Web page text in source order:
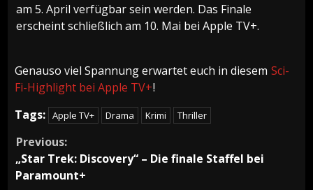
am 5. April verfügbar sein werden. Das Finale
erscheint schließlich am 10. Mai bei Apple TV+.
Genauso viel Spannung erwartet euch in diesem Sci-
Fi-Highlight bei Apple TV+!
Tags: Apple TV+ Drama Krimi Thriller
Continue
Reading
Previous:
„Star Trek: Discovery“ – Die finale Staffel bei
Paramount+